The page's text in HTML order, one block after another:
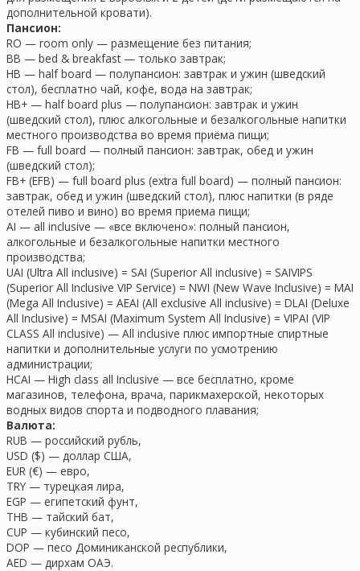
дополнительной кровати).
Пансион:
RO — room only — размещение без питания;
BB — bed & breakfast — только завтрак;
HB — half board — полупансион: завтрак и ужин (шведский
стол), бесплатно чай, кофе, вода на завтрак;
HB+ — half board plus — полупансион: завтрак и ужин
(шведский стол), плюс алкогольные и безалкогольные напитки
местного производства во время приёма пищи;
FB — full board — полный пансион: завтрак, обед и ужин
(шведский стол);
FB+ (EFB) — full board plus (extra full board) — полный пансион:
завтрак, обед и ужин (шведский стол), плюс напитки (в ряде
отелей пиво и вино) во время приема пищи;
AI — all inclusive — «все включено»: полный пансион,
алкогольные и безалкогольные напитки местного
производства;
UAI (Ultra All inclusive) = SAI (Superior All inclusive) = SAIVIPS
(Superior All Inclusive VIP Service) = NWI (New Wave Inclusive) = MAI
(Mega All Inclusive) = AEAI (All exclusive All inclusive) = DLAI (Deluxe
All Inclusive) = MSAI (Maximum System All Inclusive) = VIPAI (VIP
CLASS All inclusive) — All inclusive плюс импортные спиртные
напитки и дополнительные услуги по усмотрению
администрации;
HCAI — High class all Inclusive — все бесплатно, кроме
магазинов, телефона, врача, парикмахерской, некоторых
водных видов спорта и подводного плавания;
Валюта:
RUB — российский рубль,
USD ($) — доллар США,
EUR (€) — евро,
TRY — турецкая лира,
EGP — египетский фунт,
THB — тайский бат,
CUP — кубинский песо,
DOP — песо Доминиканской республики,
AED — дирхам ОАЭ.